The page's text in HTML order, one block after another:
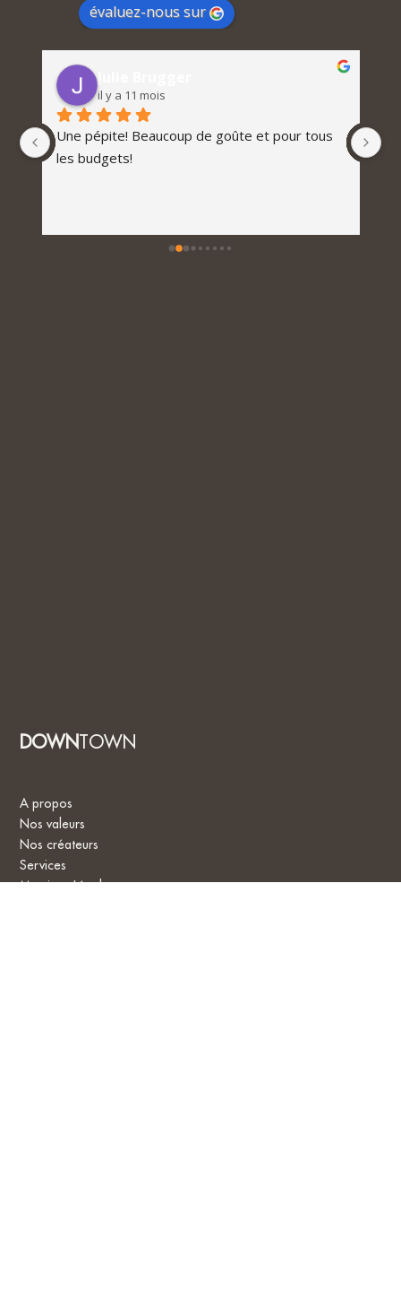
évaluez-nous sur
Julie Brugger
il y a 11 mois
Une pépite! Beaucoup de goûte et pour tous
les budgets!
DOWNTOWN
A propos
Nos valeurs
Nos créateurs
Services
Mentions Légales